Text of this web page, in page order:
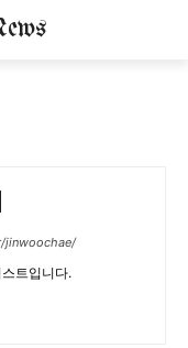
jinwoochae/
트입니다.